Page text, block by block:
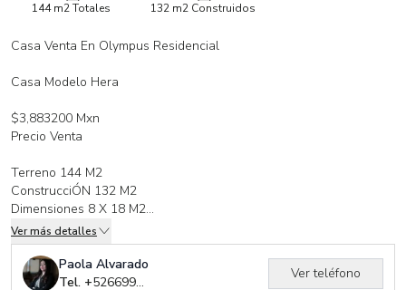
144 m2Totales 132 m2Construidos
Casa Venta En Olympus Residencial
Casa Modelo Hera
$3,883200 Mxn
Precio Venta
Terreno 144 M2
ConstrucciÓN 132 M2
Dimensiones 8 X 18 M2
2 Rec
2 BaÑOs Completos
1 Medio BaÑO
Ver más detalles
Paola Alvarado
Tel. +526699320239
Ver teléfono